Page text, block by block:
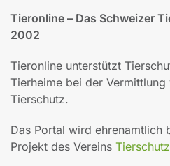
Tieronline – Das Schweizer
2002
Tieronline unterstützt
Tierheime bei der
Tierschutz.
Das Portal wird ehrenamtlich
Projekt des Vereins